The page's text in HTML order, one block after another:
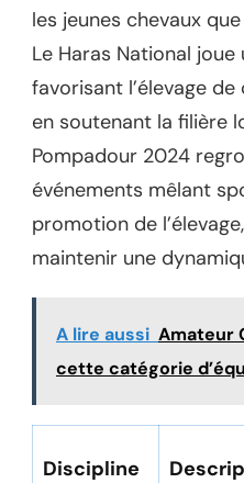
les jeunes chevaux
Le Haras National
favorisant l’élevage
en soutenant la filière
Pompadour 2024
événements mêlant
promotion de
maintenir une
A lire aussi Amateur
cette catégorie
Discipline